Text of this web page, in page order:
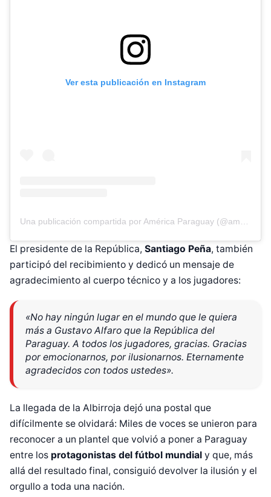
Ver esta publicación en Instagram
El presidente de la República, Santiago Peña, también
participó del recibimiento y dedicó un mensaje de
agradecimiento al cuerpo técnico y a los jugadores:
«No hay ningún lugar en el mundo que le quiera
más a Gustavo Alfaro que la República del
Paraguay. A todos los jugadores, gracias. Gracias
por emocionarnos, por ilusionarnos. Eternamente
agradecidos con todos ustedes».
La llegada de la Albirroja dejó una postal que
difícilmente se olvidará: Miles de voces se unieron para
reconocer a un plantel que volvió a poner a Paraguay
entre los protagonistas del fútbol mundial y que, más
allá del resultado final, consiguió devolver la ilusión y el
orgullo a toda una nación.